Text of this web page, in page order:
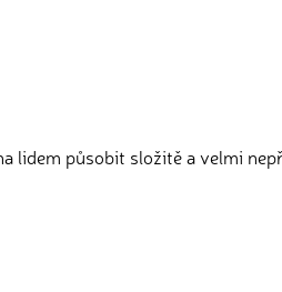
lidem působit složitě a velmi